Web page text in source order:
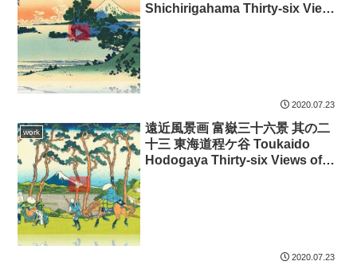
Shichirigahama Thirty-six Views
2020.07.23
work
遠近風景画 富嶽三十六景 其の二
十三 東海道程ケ谷 Toukaido
Hodogaya Thirty-six Views of
2020.07.23